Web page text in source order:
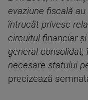
evaziune fiscală
întrucât privesc
circuitul financiar
general consolidat,
necesare statului
precizează